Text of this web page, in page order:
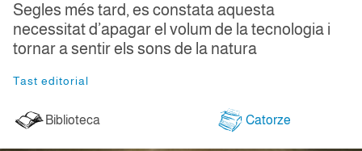
Segles més tard, es constata aquesta
necessitat d’apagar el volum de la tecnologia i
tornar a sentir els sons de la natura
Tast editorial
Biblioteca Catorze